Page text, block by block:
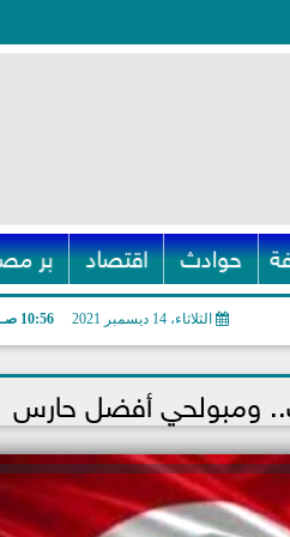
حوادث اقتصاد بر
الثلاثاء، 14 ديسمبر 2021 10:56 صـ
ومبولحي أفضل حارس